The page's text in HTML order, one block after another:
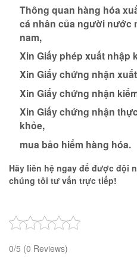
Thông quan hàng hóa
cá nhân của người nước
nam,
Xin Giấy phép xuất nhập
Xin Giấy chứng nhận
Xin Giấy chứng nhận
Xin Giấy chứng nhận
khỏe,
mua bảo hiểm hàng hóa.
Hãy liên hệ ngay để được đội
chúng tôi tư vấn trực tiếp!
0/5 (0 Reviews)